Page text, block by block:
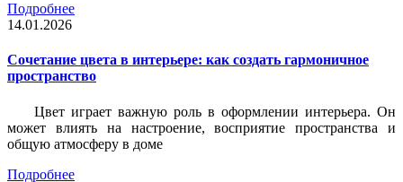
Подробнее
14.01.2026
Сочетание цвета в интерьере: как создать гармоничное
пространство
Цвет играет важную роль в оформлении интерьера. Он
может влиять на настроение, восприятие пространства и
общую атмосферу в доме
Подробнее